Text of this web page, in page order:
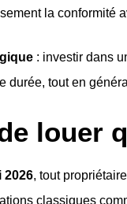
la conformité
: investir dans
durée, tout en
louer
2026, tout
classiques